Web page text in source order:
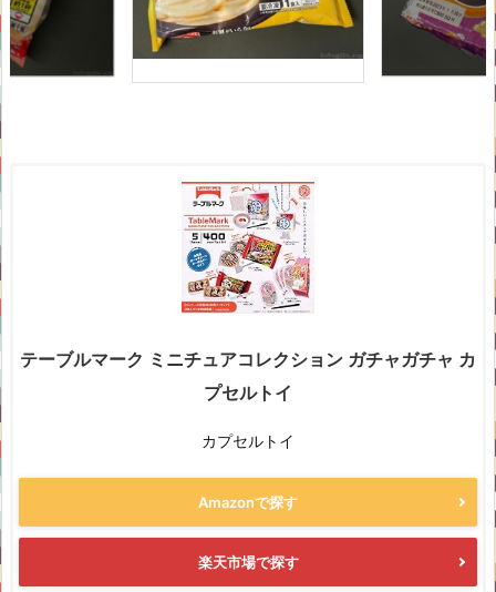
テーブルマーク ミニチュアコレクション ガチャガチャ カ
プセルトイ
カプセルトイ
Amazonで探す
楽天市場で探す